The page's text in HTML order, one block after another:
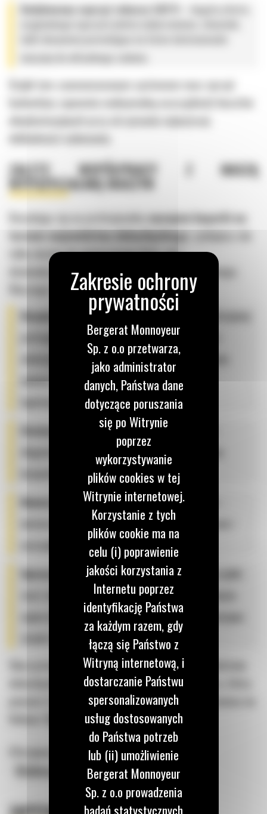
Dedykowany osprzęt roboczy CAT®
– bogata oferta
maszyny do aktualnego zadania.
Dzięki tym zaawansowanym systemom nasz sprzęt
budowlany zapewnia maksymalną oszczędność kosztów
eksploatacyjnych przy utrzymaniu najwyższej
dokładności wykonania.
ZALETY WSPÓŁPRACY Z NASZĄ
WYPOŻYCZALNIĄ MASZYN
Decydując się na profesjonalnywynajem koparki na
terenie województwa dolnośląskiego, zyskujesz nie
tylko dostęp do nowoczesnej floty, ale i
doświadczonego, stabilnego partnera biznesowego.
Dlaczego warto skorzystać z naszych usług?
Bezpieczny i sprawny transport maszyn
– oferujemy
transport koparkiwe Wrocławiu i
okolicach, dostarczając sprzęt bezpośrednio na plac
budowy. Zdejmujemy z Twoich barków wyzwanie
Elastyczny model najmu – oferujemy krótko- i
długoterminowe warunki współpracy dostosowane
bezpośrednio do potrzeb Twojej inwestycji;
Nowoczesna i regularnie serwisowana flota
dostarczamy wyłącznie w pełni sprawne, bezpieczne i
oszczędne maszyny marki CAT;
Uproszczona ścieżka formalna– aby ułatwić szybki
start robót, zredukowaliśmy formalności przy umowie
najmu do minimum. Przejrzyste warunki i konkurencyjne
stawki to u nas standard.
Skorzystaj z oferty wynajmu koparki w województwie
dolnośląskim od Bergerat Rent i zyskaj partnera, który
pomoże Ci w dynamicznym rozwoju Twojego biznesu na
Oferujemy również:
Minikoparki do wynajęcia Wrocław
Bergerat Monnoyeur
Sp. z o.o przetwarza,
jako administrator
danych, Państwa dane
dotyczące poruszania
się po Witrynie
poprzez
wykorzystywanie
plików cookies w tej
Witrynie internetowej.
Korzystanie z tych
plików cookie ma na
celu (i) poprawienie
jakości korzystania z
Internetu poprzez
identyfikację Państwa
za każdym razem, gdy
łączą się Państwo z
Witryną internetową, i
dostarczanie Państwu
spersonalizowanych
usług dostosowanych
do Państwa potrzeb
lub (ii) umożliwienie
Bergerat Monnoyeur
Sp. z o.o prowadzenia
badań statystycznych